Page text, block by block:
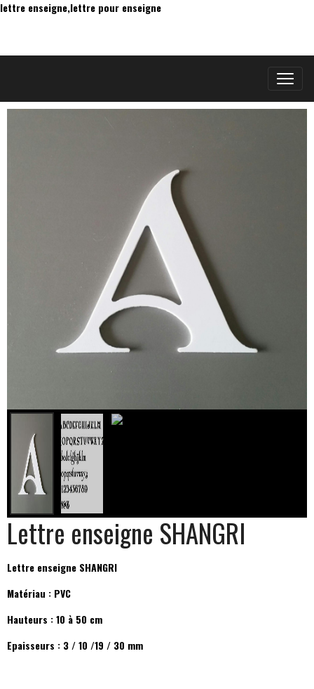
lettre enseigne,lettre pour enseigne
Lettre enseigne SHANGRI
Lettre enseigne SHANGRI
Matériau : PVC
Hauteurs : 10 à 50 cm
Epaisseurs : 3 / 10 /19 / 30 mm